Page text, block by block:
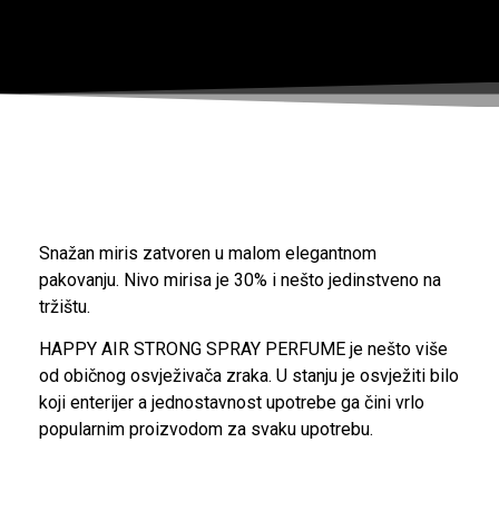
Snažan miris zatvoren u malom elegantnom
pakovanju. Nivo mirisa je 30% i nešto jedinstveno na
tržištu.
HAPPY AIR STRONG SPRAY PERFUME je nešto više
od običnog osvježivača zraka. U stanju je osvježiti bilo
koji enterijer a jednostavnost upotrebe ga čini vrlo
popularnim proizvodom za svaku upotrebu.